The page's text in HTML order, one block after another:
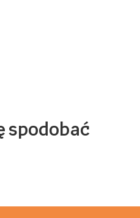
spodobać